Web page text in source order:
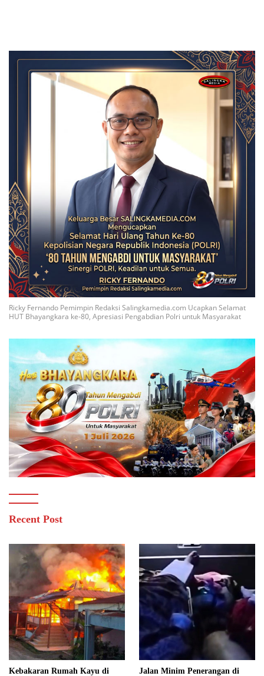
Ricky Fernando Pemimpin Redaksi Salingkamedia.com Ucapkan Selamat
HUT Bhayangkara ke-80, Apresiasi Pengabdian Polri untuk Masyarakat
Recent Post
Kebakaran Rumah Kayu di
Jalan Minim Penerangan di